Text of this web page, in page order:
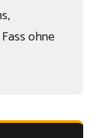
ohne